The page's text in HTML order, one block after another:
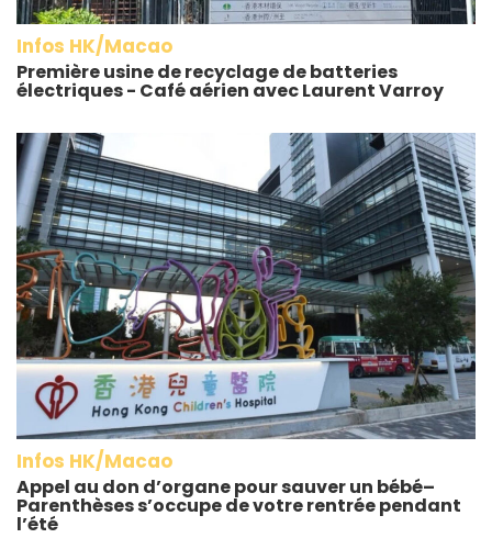
Infos HK/Macao
Première usine de recyclage de batteries
électriques - Café aérien avec Laurent Varroy
Infos HK/Macao
Appel au don d’organe pour sauver un bébé–
Parenthèses s’occupe de votre rentrée pendant
l’été